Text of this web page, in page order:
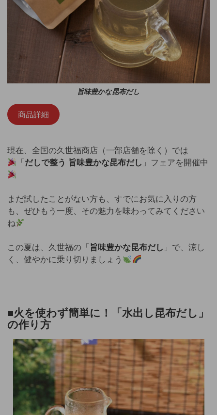
旨味豊かな昆布だし
商品詳細
現在、全国の久世福商店（一部店舗を除く）では
「 だしで整う 旨味豊かな昆布だし 」フェアを開催中
まだ試したことがない方も、すでにお気に入りの方
も、ぜひもう一度、その魅力を味わってみてください
ね
この夏は、久世福の「 旨味豊かな昆布だし 」で、涼し
く、健やかに乗り切りましょう
■火を使わず簡単に！「水出し昆布だし」
の作り方